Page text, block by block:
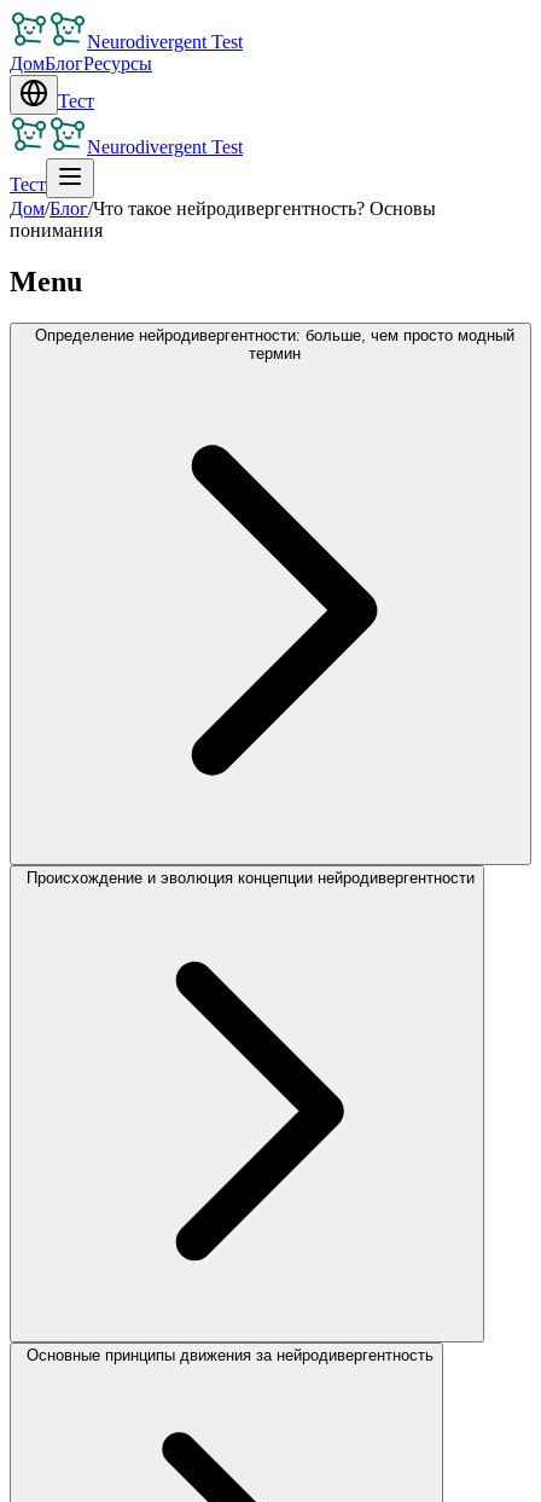
Neurodivergent Test
ДомБлогРесурсы
Тест
Neurodivergent Test
Тест
Дом/Блог/Что такое нейродивергентность? Основы
понимания
Menu
Определение нейродивергентности: больше, чем просто модный
термин
Происхождение и эволюция концепции нейродивергентности
Основные принципы движения за нейродивергентность